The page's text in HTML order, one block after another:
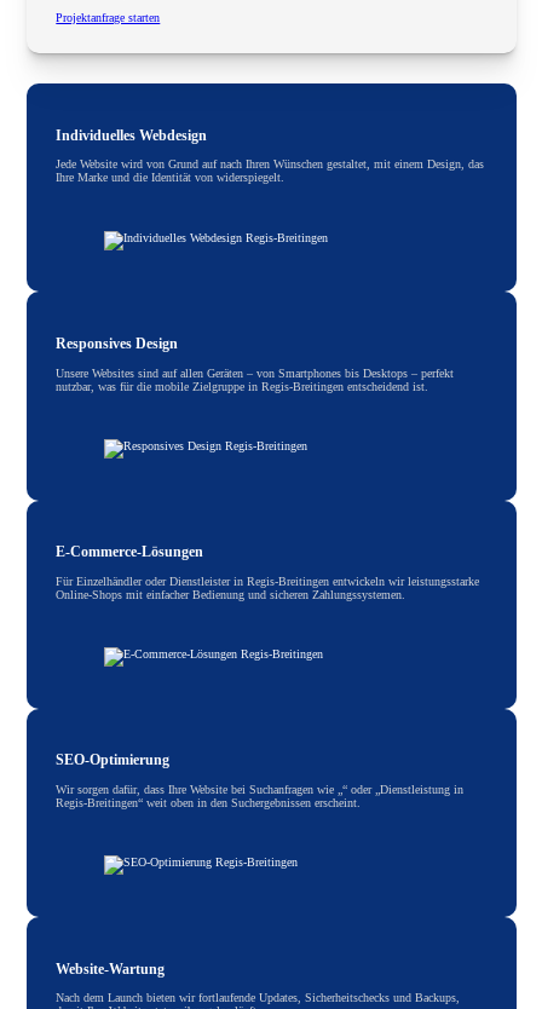
Projektanfrage starten
Individuelles Webdesign
Jede Website wird von Grund auf nach Ihren Wünschen gestaltet, mit einem Design, das
Ihre Marke und die Identität von widerspiegelt.
Responsives Design
Unsere Websites sind auf allen Geräten – von Smartphones bis Desktops – perfekt
nutzbar, was für die mobile Zielgruppe in Regis-Breitingen entscheidend ist.
E-Commerce-Lösungen
Für Einzelhändler oder Dienstleister in Regis-Breitingen entwickeln wir leistungsstarke
Online-Shops mit einfacher Bedienung und sicheren Zahlungssystemen.
SEO-Optimierung
Wir sorgen dafür, dass Ihre Website bei Suchanfragen wie „“ oder „Dienstleistung in
Regis-Breitingen“ weit oben in den Suchergebnissen erscheint.
Website-Wartung
Nach dem Launch bieten wir fortlaufende Updates, Sicherheitschecks und Backups,